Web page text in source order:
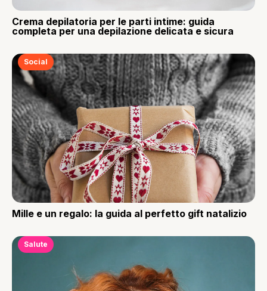
Crema depilatoria per le parti intime: guida
completa per una depilazione delicata e sicura
Social
Mille e un regalo: la guida al perfetto gift natalizio
Salute